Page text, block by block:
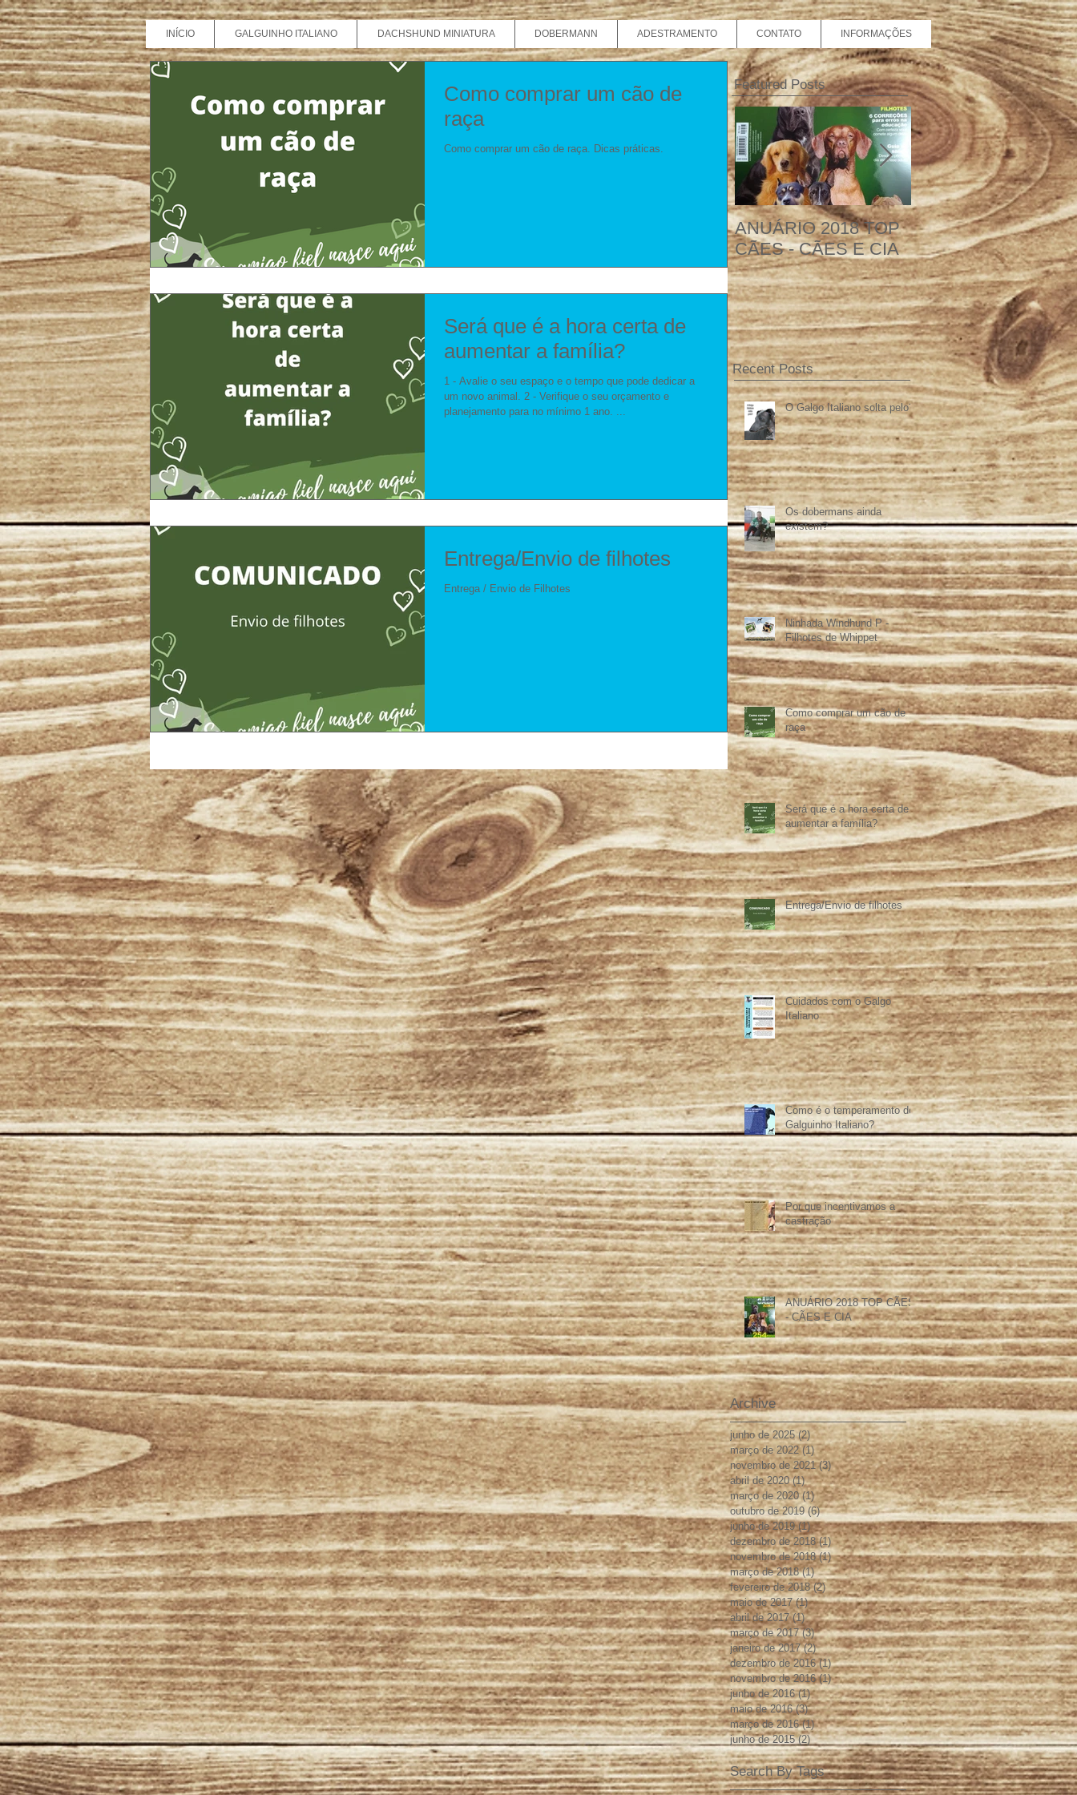
INÍCIO GALGUINHO ITALIANO DACHSHUND MINIATURA DOBERMANN ADESTRAMENTO CONTATO INFORMAÇÕES
Como comprar um cão de
raça
Como comprar um cão de raça. Dicas práticas.
Será que é a hora certa de
aumentar a família?
1 - Avalie o seu espaço e o tempo que pode dedicar a
um novo animal. 2 - Verifique o seu orçamento e
planejamento para no mínimo 1 ano. ...
Entrega/Envio de filhotes
Entrega / Envio de Filhotes
Featured Posts
ANUÁRIO 2018 TOP
CÃES - CÃES E CIA
WHIPPET - Matéria
para revista Cães e
Cia com a nossa
participação
Recent Posts
O Galgo Italiano solta pelo?
Os dobermans ainda
existem?
Ninhada Windhund P -
Filhotes de Whippet
Como comprar um cão de
raça
Será que é a hora certa de
aumentar a família?
Entrega/Envio de filhotes
Cuidados com o Galgo
Italiano
Como é o temperamento do
Galguinho Italiano?
Por que incentivamos a
castração
ANUÁRIO 2018 TOP CÃES
- CÃES E CIA
Archive
junho de 2025 (2)2 posts
março de 2022 (1) 1 post
novembro de 2021 (3)3 posts
abril de 2020 (1)1 post
março de 2020 (1)1 post
outubro de 2019 (6)6 posts
junho de 2019 (1)1 post
dezembro de 2018 (1) 1 post
novembro de 2018 (1)1 post
março de 2018 (1)1 post
fevereiro de 2018 (2)2 posts
maio de 2017 (1)1 post
abril de 2017 (1)1 post
março de 2017 (3)3 posts
janeiro de 2017 (2)2 posts
dezembro de 2016 (1)1 post
novembro de 2016 (1)1 post
junho de 2016 (1)1 post
maio de 2016 (3)3 posts
março de 2016 (1)1 post
junho de 2015 (2)2 posts
Search By Tags